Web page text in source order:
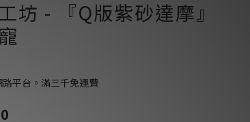
坊 - 『Q版紫砂達摩』
路平台。滿三千免運費